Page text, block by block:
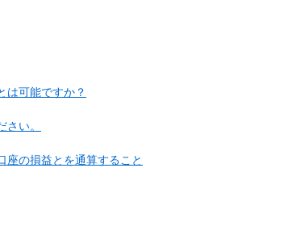
は可能ですか？
い。
座の損益とを通算すること